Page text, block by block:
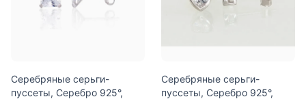
Серебряные серьги-
пуссеты, Серебро 925°,
Серебряные серьги-
пуссеты, Серебро 925°,